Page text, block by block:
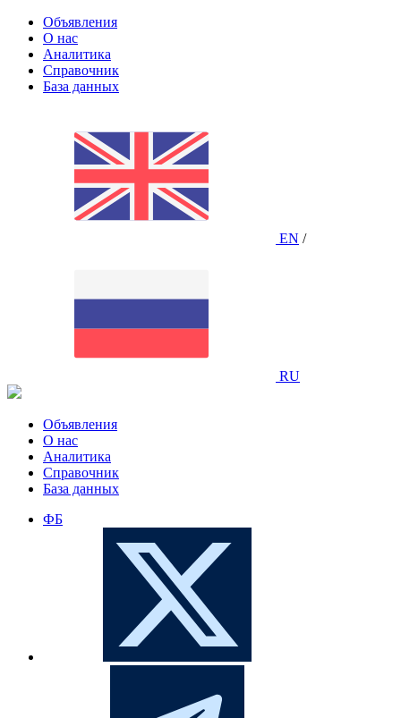
Объявления
О нас
Аналитика
Справочник
База данных
EN /
RU
Объявления
О нас
Аналитика
Справочник
База данных
ФБ